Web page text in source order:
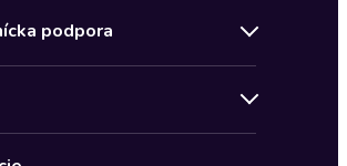
podpora
a pomocník